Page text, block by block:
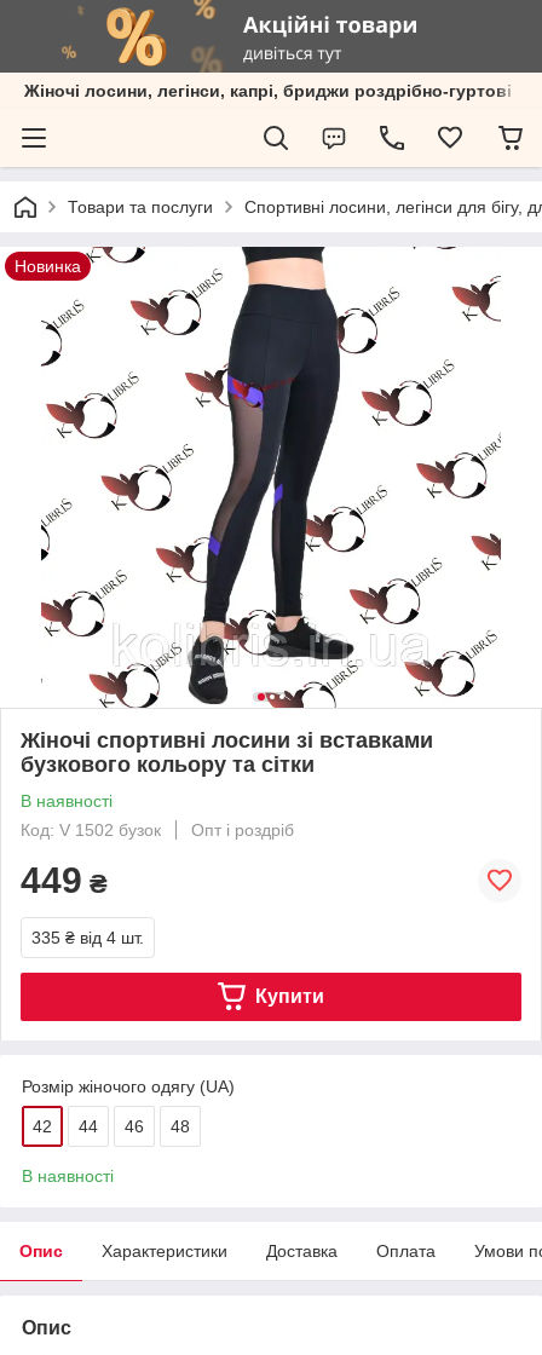
Жіночі лосини, легінси, капрі, бриджи роздрібно-гуртові
Товари та послуги Спортивні лосини, легінси для
Новинка
Жіночі спортивні лосини зі вставками
бузкового кольору та сітки
В наявності
Код: V 1502 бузок
Опт і роздріб
449 ₴
335 ₴ від 4 шт.
Купити
Розмір жіночого одягу (UA)
42 44 46 48
В наявності
Опис Характеристики Доставка Оплата Умови
Опис